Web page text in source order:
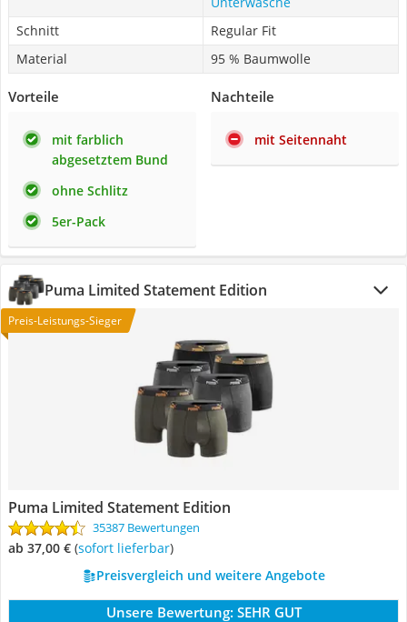
Schnitt
Regular Fit
Material
95 % Baumwolle
Vorteile
mit farblich
abgesetztem Bund
ohne Schlitz
5er-Pack
Nachteile
mit Seitennaht
Puma Limited Statement Edition
Preis-Leistungs-Sieger
Puma Limited Statement Edition
35387 Bewertungen
ab 37,00 € ( Sofort lieferbar)
Preisvergleich und weitere Angebote
Unsere Bewertung: SEHR GUT